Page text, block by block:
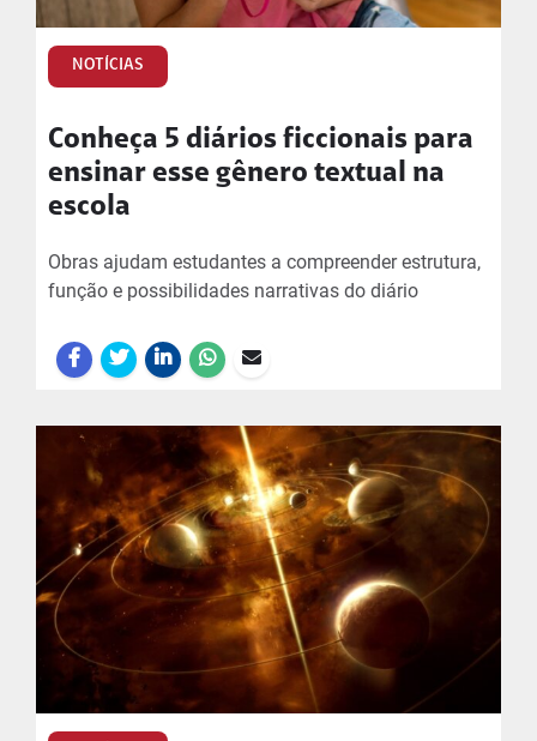
NOTÍCIAS
Conheça 5 diários ficcionais para
ensinar esse gênero textual na
escola
Obras ajudam estudantes a compreender estrutura,
função e possibilidades narrativas do diário